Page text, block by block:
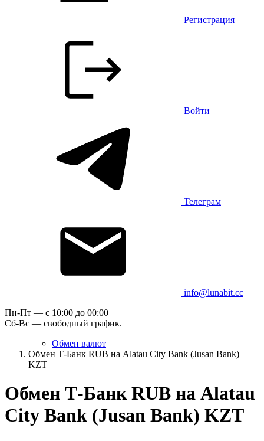
Регистрация
Войти
Телеграм
info@lunabit.cc
Пн-Пт — c 10:00 до 00:00
Сб-Вс — свободный график.
Обмен валют
Обмен Т-Банк RUB на Alatau City Bank (Jusan Bank)
KZT
Обмен Т-Банк RUB на Alatau
City Bank (Jusan Bank) KZT